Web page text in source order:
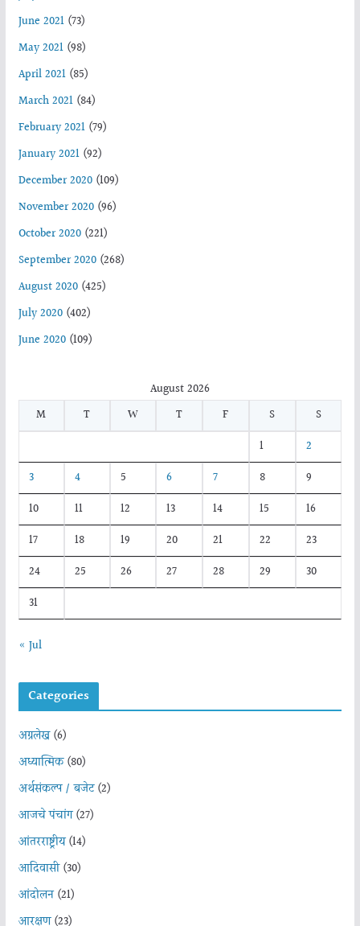
June 2021(73)
May 2021(98)
April 2021(85)
March 2021(84)
February 2021(79)
January 2021(92)
December 2020(109)
November 2020(96)
October 2020(221)
September 2020(268)
August 2020(425)
July 2020(402)
June 2020(109)
August 2026
M
T W T F S
S
1
2
3
4 5 6 7 8
9
10
11 12 13 14 15
16
17
18 19 20 21 22
23
24
25 26 27 28 29
30
31
« Jul
Categories
अग्रलेख(6)
अध्यात्मिक(80)
अर्थसंकल्प / बजेट(2)
आजचे पंचांग(27)
आंतरराष्ट्रीय(14)
आदिवासी(30)
आंदोलन(21)
आरक्षण(23)